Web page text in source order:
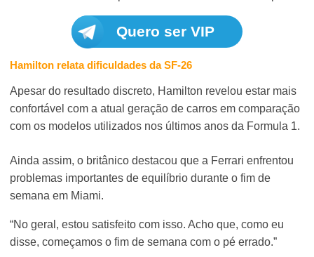
Quero ser VIP
Hamilton relata dificuldades da SF-26
Apesar do resultado discreto, Hamilton revelou estar mais
confortável com a atual geração de carros em comparação
com os modelos utilizados nos últimos anos da Formula 1.
Ainda assim, o britânico destacou que a Ferrari enfrentou
problemas importantes de equilíbrio durante o fim de
semana em Miami.
“No geral, estou satisfeito com isso. Acho que, como eu
disse, começamos o fim de semana com o pé errado.”